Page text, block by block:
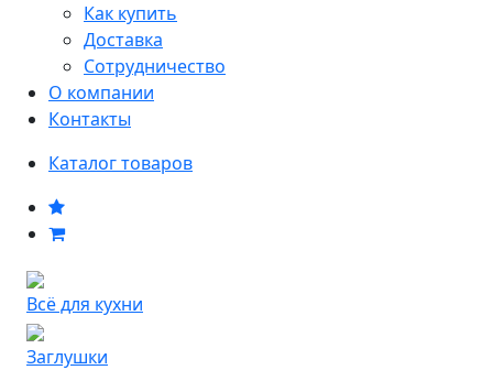
Как купить
Доставка
Сотрудничество
О компании
Контакты
Каталог товаров
Всё для кухни
Заглушки